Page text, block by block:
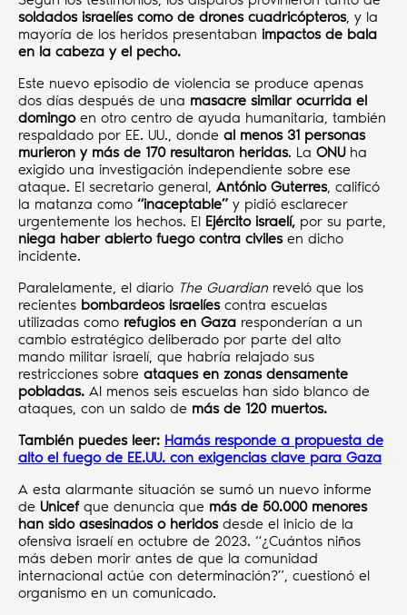
soldados israelíes como de drones cuadricópteros, y la
mayoría de los heridos presentaban impactos de bala
en la cabeza y el pecho.
Este nuevo episodio de violencia se produce apenas
dos días después de una masacre similar ocurrida el
domingoen otro centro de ayuda humanitaria, también
respaldado por EE. UU., donde al menos 31 personas
murieron y más de 170 resultaron heridas. La ONU ha
exigido una investigación independiente sobre ese
ataque. El secretario general, António Guterres, calificó
la matanza como “inaceptable” y pidió esclarecer
urgentemente los hechos. El Ejército israelí, por su parte,
niega haber abierto fuego contra civiles en dicho
incidente.
Paralelamente, el diario The Guardian reveló que los
recientes bombardeos israelíes contra escuelas
utilizadas como refugios en Gaza responderían a un
cambio estratégico deliberado por parte del alto
mando militar israelí, que habría relajado sus
restricciones sobre ataques en zonas densamente
pobladas. Al menos seis escuelas han sido blanco de
ataques, con un saldo de más de 120 muertos.
También puedes leer: Hamás responde a propuesta de
alto el fuego de EE.UU. con exigencias clave para Gaza
A esta alarmante situación se sumó un nuevo informe
de Unicef que denuncia que más de 50.000 menores
han sido asesinados o heridosdesde el inicio de la
ofensiva israelí en octubre de 2023. “¿Cuántos niños
más deben morir antes de que la comunidad
internacional actúe con determinación?”, cuestionó el
organismo en un comunicado.